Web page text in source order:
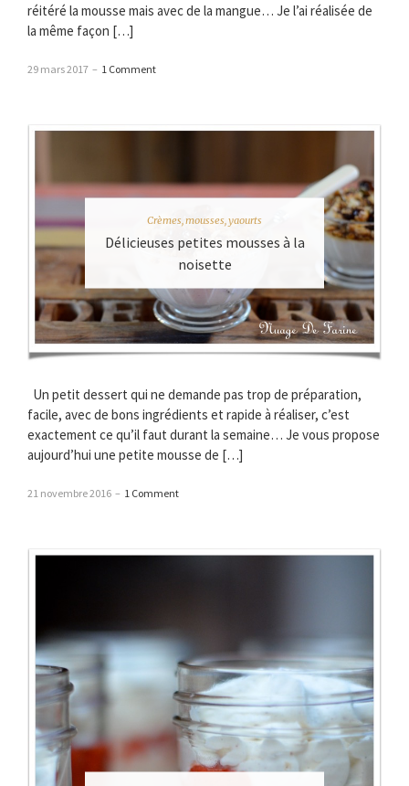
réitéré la mousse mais avec de la mangue… Je l’ai réalisée de
la même façon […]
29 mars 2017 – 1 Comment
Crèmes, mousses, yaourts
Délicieuses petites mousses à la
noisette
Un petit dessert qui ne demande pas trop de préparation,
facile, avec de bons ingrédients et rapide à réaliser, c’est
exactement ce qu’il faut durant la semaine… Je vous propose
aujourd’hui une petite mousse de […]
21 novembre 2016 – 1 Comment